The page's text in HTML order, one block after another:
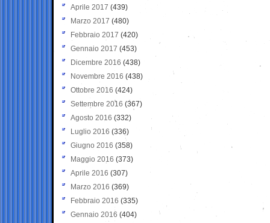
Aprile 2017 (439)
Marzo 2017 (480)
Febbraio 2017 (420)
Gennaio 2017 (453)
Dicembre 2016 (438)
Novembre 2016 (438)
Ottobre 2016 (424)
Settembre 2016 (367)
Agosto 2016 (332)
Luglio 2016 (336)
Giugno 2016 (358)
Maggio 2016 (373)
Aprile 2016 (307)
Marzo 2016 (369)
Febbraio 2016 (335)
Gennaio 2016 (404)